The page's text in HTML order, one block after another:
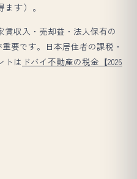
す）。
収入・売却益・法人保有の
要です。日本居住者の課税・
トは ドバイ不動産の税金【2026